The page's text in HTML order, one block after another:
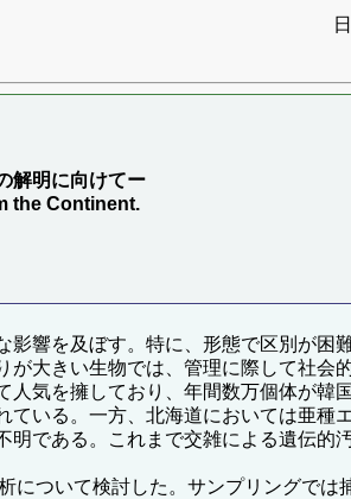
解明に向けてー
the Continent.
響を及ぼす。特に、形態で区別が困
大きい生物では、管理に際して社会
人気を擁しており、年間数万個体が韓
いる。一方、北海道においては亜種
である。これまで交雑による遺伝的
ついて検討した。サンプリングでは